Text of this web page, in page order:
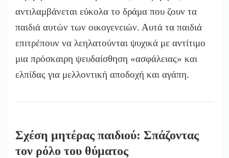
αντιλαμβάνεται εύκολα το δράμα που ζουν τα
παιδιά αυτών των οικογενειών. Αυτά τα παιδιά
επιτρέπουν να λεηλατούνται ψυχικά με αντίτιμο
μια πρόσκαιρη ψευδαίσθηση «ασφάλειας» και
ελπίδας για μελλοντική αποδοχή και αγάπη.
Σχέση μητέρας παιδιού: Σπάζοντας
τον ρόλο του θύματος